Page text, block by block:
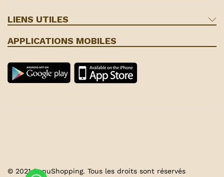
LIENS UTILES
APPLICATIONS MOBILES
© 2021 SunuShopping. Tous les droits sont réservés